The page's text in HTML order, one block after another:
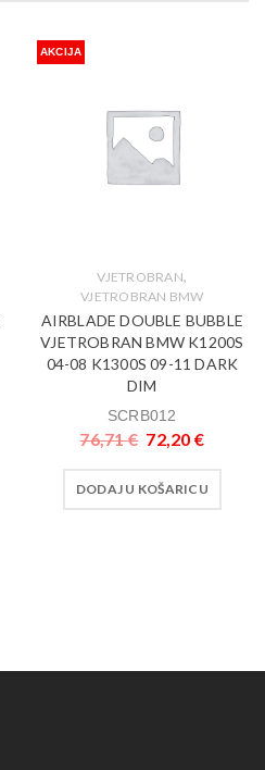
AKCIJA
VJETROBRAN,
VJETROBRAN BMW
AIRBLADE DOUBLE BUBBLE
VJETROBRAN BMW K1200S
04-08 K1300S 09-11 DARK
DIM
SCRB012
76,71€ 72,20 €
DODAJ U KOŠARICU